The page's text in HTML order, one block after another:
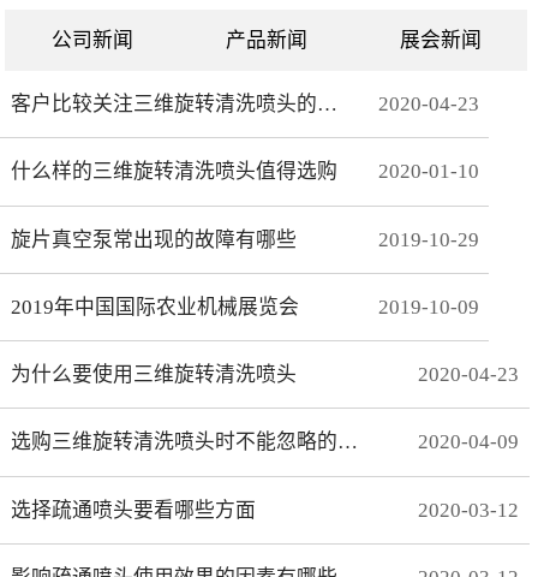
公司新闻 产品新闻 展会新闻
客户比较关注三维旋转清洗喷头的哪些方面 2020-04-23
什么样的三维旋转清洗喷头值得选购 2020-01-10
旋片真空泵常出现的故障有哪些 2019-10-29
2019年中国国际农业机械展览会 2019-10-09
为什么要使用三维旋转清洗喷头 2020-04-23
选购三维旋转清洗喷头时不能忽略的事项有哪些 2020-04-09
选择疏通喷头要看哪些方面 2020-03-12